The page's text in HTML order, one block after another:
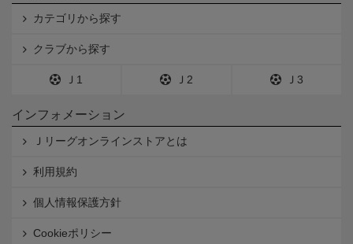
カテゴリから探す
クラブから探す
Ｊ1 Ｊ2 Ｊ3
インフォメーション
Ｊリーグオンラインストアとは
利用規約
個人情報保護方針
Cookieポリシー